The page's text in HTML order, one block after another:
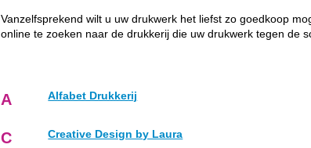
Vanzelfsprekend wilt u uw drukwerk het liefst zo goedkoop
online te zoeken naar de drukkerij die uw drukwerk tegen de
A Alfabet Drukkerij
C Creative Design by Laura